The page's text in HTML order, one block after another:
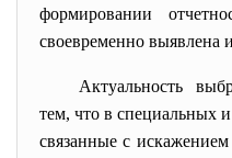
формировании
своевременно выявлена
Актуальность
тем, что в специальных
связанные с искажением